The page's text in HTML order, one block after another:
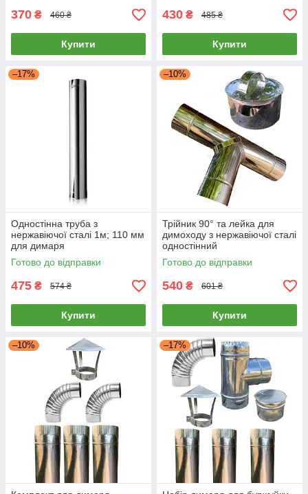
370 ₴ 460 ₴
Купити
430 ₴ 485 ₴
Купити
–17%
Одностінна труба з
нержавіючої сталі 1м; 110 мм
для димаря
Готово до відправки
475 ₴ 574 ₴
Купити
–10%
Трійник 90° та лейка для
димоходу з нержавіючої сталі
одностінний
Готово до відправки
540 ₴ 601 ₴
Купити
–10% –17%